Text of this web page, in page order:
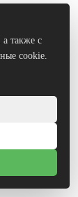
их прав,
а также с
cookie.